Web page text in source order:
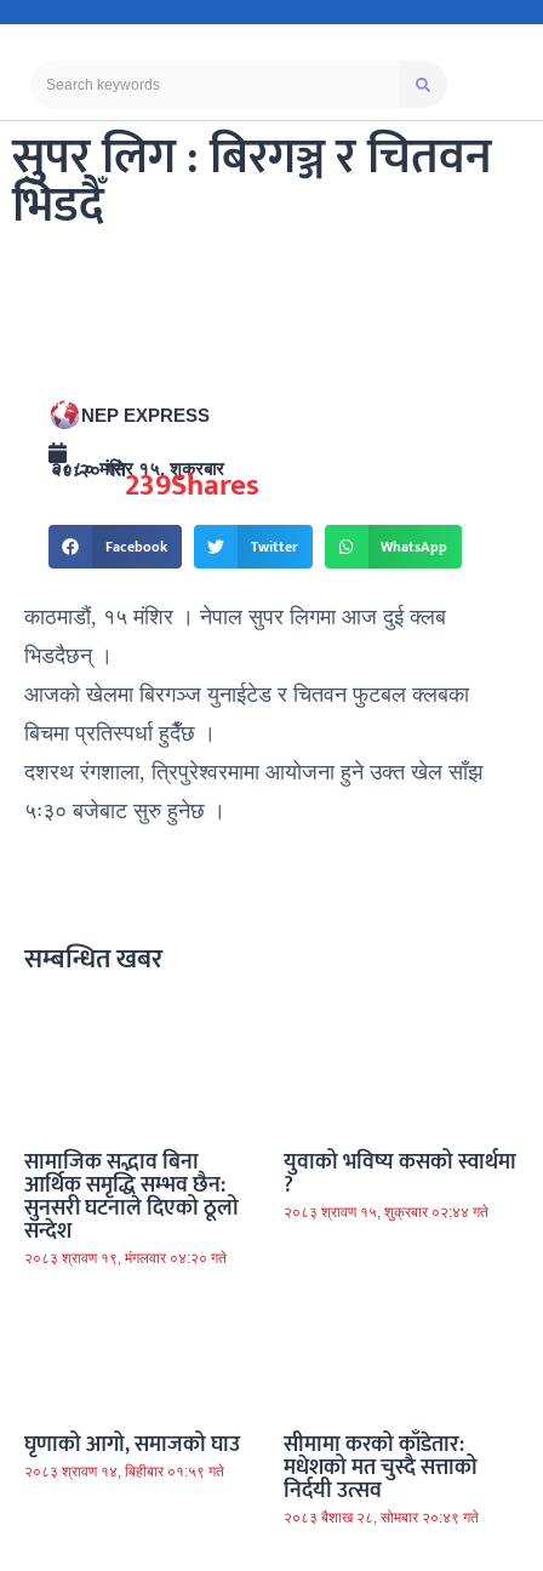
सुपर लिग : बिरगञ्ज र चितवन
भिडदैँ
NEP EXPRESS
२०८० मंसिर १५, शुक्रबार ०८:२० गते Shares
239
Facebook Twitter WhatsApp
काठमाडौं, १५ मंशिर । नेपाल सुपर लिगमा आज दुई क्लब
भिडदैछन् ।
आजको खेलमा बिरगञ्ज युनाईटेड र चितवन फुटबल क्लबका
बिचमा प्रतिस्पर्धा हुदैँछ ।
दशरथ रंगशाला, त्रिपुरेश्वरमामा आयोजना हुने उक्त खेल साँझ
५ः३० बजेबाट सुरु हुनेछ ।
सम्बन्धित खबर
सामाजिक सद्भाव बिना
आर्थिक समृद्धि सम्भव छैन:
सुनसरी घटनाले दिएको ठूलो
सन्देश
२०८३ श्रावण १९, मंगलवार ०४:२० गते
युवाको भविष्य कसको स्वार्थमा
?
२०८३ श्रावण १५, शुक्रबार ०२:४४ गते
घृणाको आगो, समाजको घाउ
२०८३ श्रावण १४, बिहीबार ०१:५९ गते
सीमामा करको काँडेतार:
मधेशको मत चुस्दै सत्ताको
निर्दयी उत्सव
२०८३ बैशाख २८, सोमबार २०:४९ गते